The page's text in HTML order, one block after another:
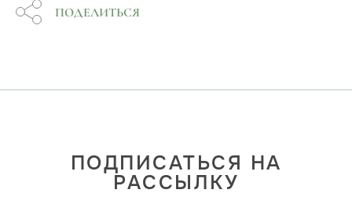
ПОДЕЛИТЬСЯ
ПОДПИСАТЬСЯ НА
РАССЫЛКУ